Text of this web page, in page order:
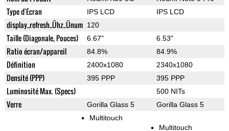
Type d'Ecran IPS LCD IPS LCD
display_refresh_Ühz_Ünum 120
Taille (Diagonale, Pouces) 6.67" 6.53"
Ratio écran/appareil 84.8% 84.9%
Définition 2400x1080 2340x1080
Densité (PPP) 395 PPP 395 PPP
Luminosité Max. (Specs) 500 NITs
Verre Gorilla Glass 5
Gorilla Glass 5
Multitouch
Multitouch